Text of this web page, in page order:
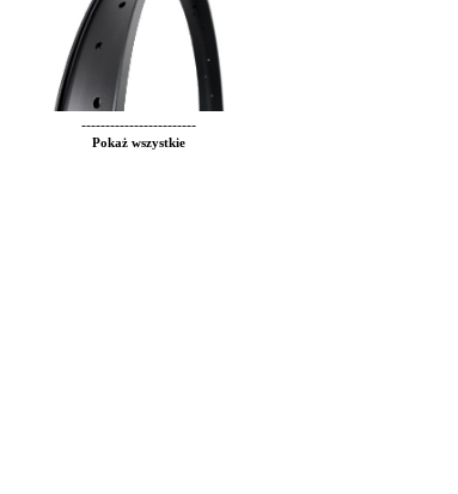
------------------------
Pokaż wszystkie